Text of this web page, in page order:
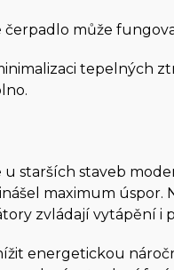
může
tepelných
starších staveb
maximum úspor.
zvládají vytápění i
energetickou